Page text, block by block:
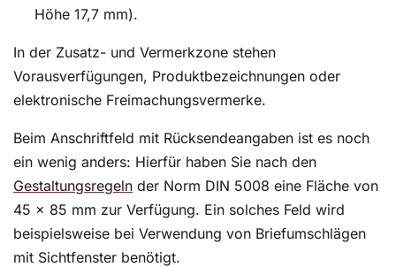
Höhe 17,7 mm).
In der Zusatz- und Vermerkzone stehen
Vorausverfügungen, Produktbezeichnungen oder
elektronische Freimachungsvermerke.
Beim Anschriftfeld mit Rücksendeangaben ist es noch
ein wenig anders: Hierfür haben Sie nach den
Gestaltungsregeln der Norm DIN 5008 eine Fläche von
45 x 85 mm zur Verfügung. Ein solches Feld wird
beispielsweise bei Verwendung von Briefumschlägen
mit Sichtfenster benötigt.